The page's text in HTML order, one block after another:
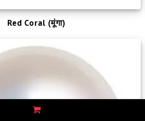
Red Coral (मूंगा)